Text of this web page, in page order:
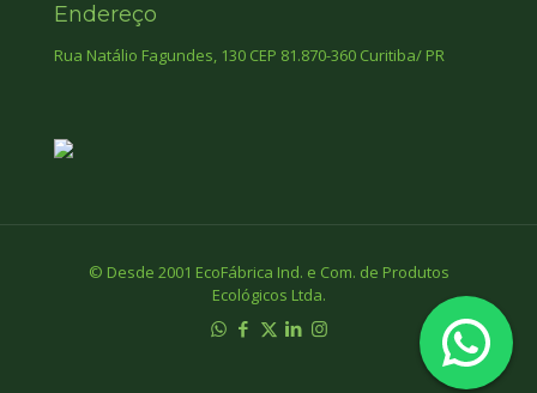
Endereço
Rua Natálio Fagundes, 130 CEP 81.870-360 Curitiba/ PR
© Desde 2001 EcoFábrica Ind. e Com. de Produtos
Ecológicos Ltda.